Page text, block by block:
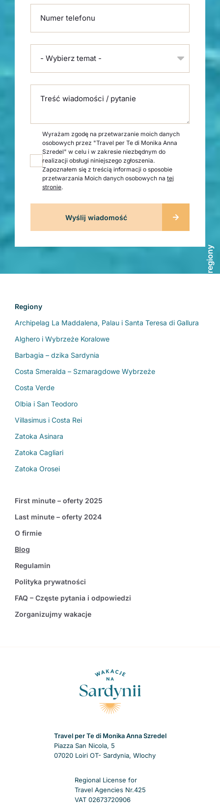
Numer telefonu
- Wybierz temat -
Treść wiadomości / pytanie
Wyrażam zgodę na przetwarzanie moich danych
osobowych przez "Travel per Te di Monika Anna
Szredel" w celu i w zakresie niezbędnym do
realizacji obsługi niniejszego zgłoszenia.
Zapoznałem się z treścią informacji o sposobie
przetwarzania Moich danych osobowych na tej
stronie.
Regiony
Archipelag La Maddalena, Palau i Santa Teresa di Gallura
Alghero i Wybrzeże Koralowe
Barbagia – dzika Sardynia
Costa Smeralda – Szmaragdowe Wybrzeże
Costa Verde
Olbia i San Teodoro
Villasimus i Costa Rei
Zatoka Asinara
Zatoka Cagliari
Zatoka Orosei
First minute – oferty 2025
Last minute – oferty 2024
O firmie
Blog
Regulamin
Polityka prywatności
FAQ – Częste pytania i odpowiedzi
Zorganizujmy wakacje
Travel per Te di Monika Anna Szredel
Piazza San Nicola, 5
07020 Loiri OT- Sardynia, Wlochy
Regional License for
Travel Agencies Nr.425
VAT 02673720906
Zobacz regiony